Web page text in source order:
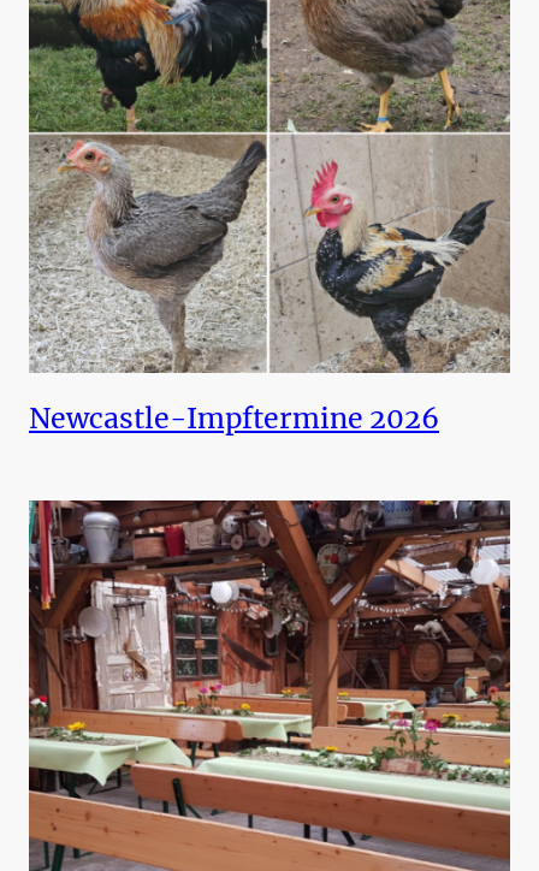
Newcastle-Impftermine 2026